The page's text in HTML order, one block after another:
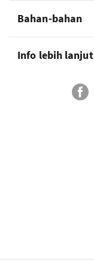
Bahan-bahan
Info lebih lanjut